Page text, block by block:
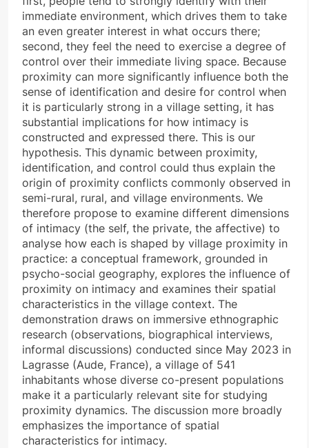
immediate environment, which drives them to take
an even greater interest in what occurs there;
second, they feel the need to exercise a degree of
control over their immediate living space. Because
proximity can more significantly influence both the
sense of identification and desire for control when
it is particularly strong in a village setting, it has
substantial implications for how intimacy is
constructed and expressed there. This is our
hypothesis. This dynamic between proximity,
identification, and control could thus explain the
origin of proximity conflicts commonly observed in
semi-rural, rural, and village environments. We
therefore propose to examine different dimensions
of intimacy (the self, the private, the affective) to
analyse how each is shaped by village proximity in
practice: a conceptual framework, grounded in
psycho-social geography, explores the influence of
proximity on intimacy and examines their spatial
characteristics in the village context. The
demonstration draws on immersive ethnographic
research (observations, biographical interviews,
informal discussions) conducted since May 2023 in
Lagrasse (Aude, France), a village of 541
inhabitants whose diverse co-present populations
make it a particularly relevant site for studying
proximity dynamics. The discussion more broadly
emphasizes the importance of spatial
characteristics for intimacy.